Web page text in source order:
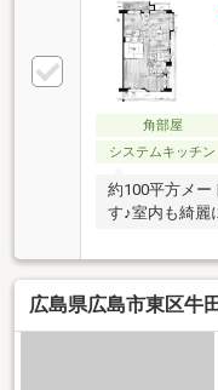
角部屋
システムキッチン
約100平方メー
す♪室内も綺麗
広島県広島市東区牛